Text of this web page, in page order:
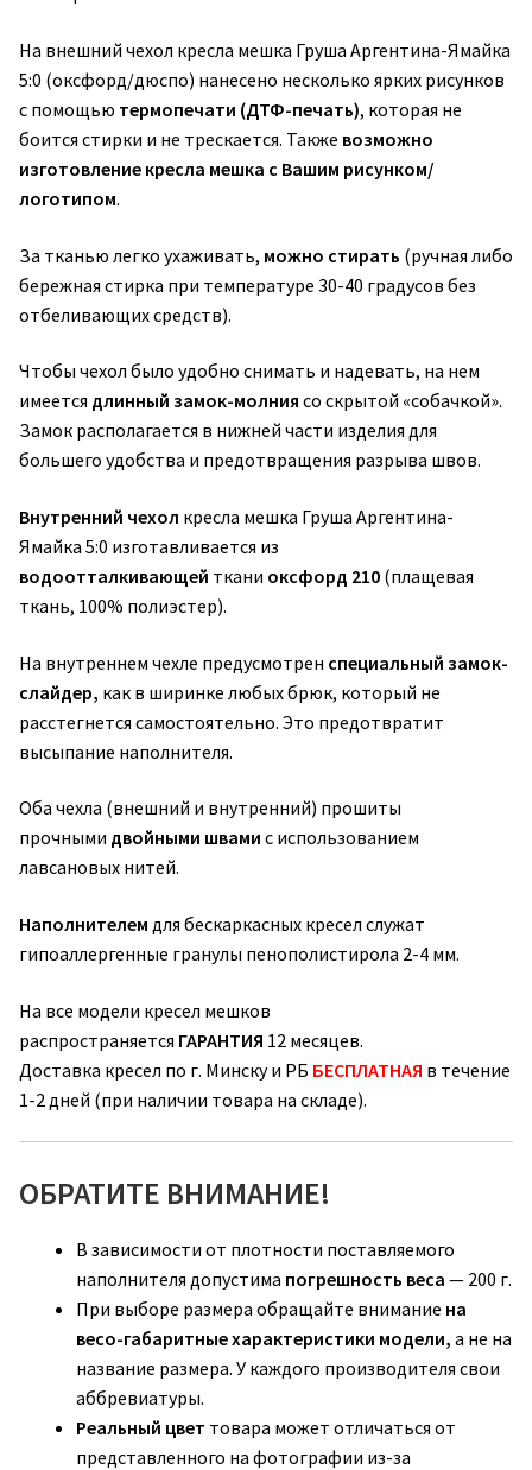
На внешний чехол кресла мешка Груша Аргентина-Ямайка
5:0 (оксфорд/дюспо) нанесено несколько ярких рисунков
с помощью термопечати (ДТФ-печать), которая не
боится стирки и не трескается. Также возможно
изготовление кресла мешка с Вашим рисунком/
логотипом.
За тканью легко ухаживать, можно стирать (ручная либо
бережная стирка при температуре 30-40 градусов без
отбеливающих средств).
Чтобы чехол было удобно снимать и надевать, на нем
имеется длинный замок-молния со скрытой «собачкой».
Замок располагается в нижней части изделия для
большего удобства и предотвращения разрыва швов.
Внутренний чехол кресла мешка Груша Аргентина-
Ямайка 5:0 изготавливается из
водоотталкивающей ткани оксфорд 210 (плащевая
ткань, 100% полиэстер).
На внутреннем чехле предусмотрен специальный замок-
слайдер, как в ширинке любых брюк, который не
расстегнется самостоятельно. Это предотвратит
высыпание наполнителя.
Оба чехла (внешний и внутренний) прошиты
прочными двойными швами с использованием
лавсановых нитей.
Наполнителем для бескаркасных кресел служат
гипоаллергенные гранулы пенополистирола 2-4 мм.
На все модели кресел мешков
распространяется ГАРАНТИЯ 12 месяцев.
Доставка кресел по г. Минску и РБ БЕСПЛАТНАЯ в течение
1-2 дней (при наличии товара на складе).
ОБРАТИТЕ ВНИМАНИЕ!
В зависимости от плотности поставляемого
наполнителя допустима погрешность веса — 200 г.
При выборе размера обращайте внимание на
весо-габаритные характеристики модели, а не на
название размера. У каждого производителя свои
аббревиатуры.
Реальный цвет товара может отличаться от
представленного на фотографии из-за